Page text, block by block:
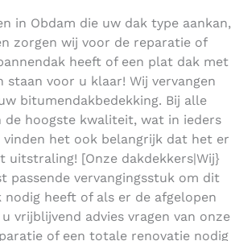
in Obdam die uw dak type aankan,
zorgen wij voor de reparatie of
heeft of een plat dak met
voor u klaar! Wij vervangen
bitumendakbedekking. Bij alle
de hoogste kwaliteit, wat in ieders
het ook belangrijk dat het er
[Onze dakdekkers|Wij}
passende vervangingsstuk om dit
heeft of als er de afgelopen
vrijblijvend advies vragen van onze
of een totale renovatie nodig